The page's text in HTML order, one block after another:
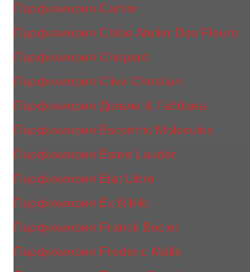
Парфюмерия Cartier
Парфюмерия Chloe Atelier Des Fleurs
Парфюмерия Сhopard
Парфюмерия Clive Christian
Парфюмерия Дольче & Габбана
Парфюмерия Escentric Molecules
Парфюмерия Estee Lаudеr
Парфюмерия Etat Libre
Парфюмерия Ex Nihilo
Парфюмерия Franck Boclet
Парфюмерия Frеderic Mаlle